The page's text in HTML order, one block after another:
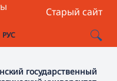
Старый сайт
РУС
государственный